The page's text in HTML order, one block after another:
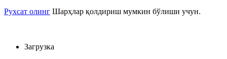
Рухсат олинг Шарҳлар қолдириш мумкин бўлиши учун.
Загрузка